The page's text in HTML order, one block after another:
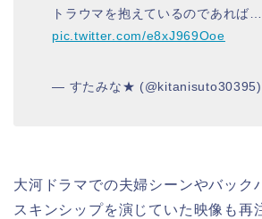
トラウマを抱えているのであれば…
pic.twitter.com/e8xJ969Ooe
— すたみな★ (@kitanisuto30395)
大河ドラマでの夫婦シーンやバック
スキンシップを演じていた映像も再